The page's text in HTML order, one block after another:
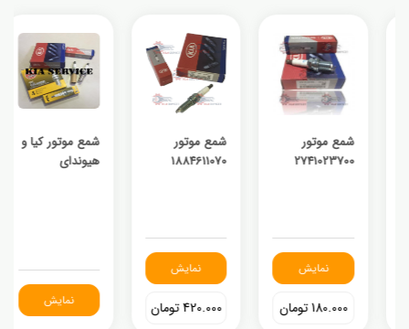
شمع موتور
2741023700
نمایش
180.000 تومان
شمع موتور
1884611070
نمایش
420.000 تومان
شمع موتور کیا و
هیوندای
نمایش